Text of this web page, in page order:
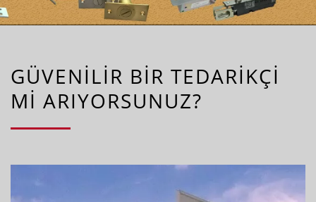
GÜVENILIR BIR TEDARIKÇI
MI ARIYORSUNUZ?